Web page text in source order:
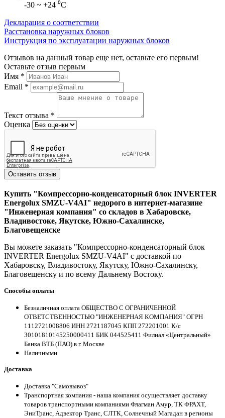
-30 ~ +24 ⁰С
Декларация о соответствии
Расстановка наружных блоков
Инструкция по эксплуатации наружных блоков
Отзывов на данный товар еще нет, оставьте его первым!
Оставьте отзыв первым
Имя *
Email *
Текст отзыва *
Оценка
Оставить отзыв
Купить "Компрессорно-конденсаторный блок INVERTER
Energolux SMZU-V4AI" недорого в интернет-магазине
"Инженерная компания" со складов в Хабаровске,
Владивостоке, Якутске, Южно-Сахалинске,
Благовещенске
Вы можете заказать "Компрессорно-конденсаторный блок
INVERTER Energolux SMZU-V4AI" с доставкой по
Хабаровску, Владивостоку, Якутску, Южно-Сахалинску,
Благовещенску и по всему Дальнему Востоку.
Способы оплаты
Безналичная оплата ОБЩЕСТВО С ОГРАНИЧЕННОЙ
ОТВЕТСТВЕННОСТЬЮ "ИНЖЕНЕРНАЯ КОМПАНИЯ" ОГРН
1112721008806 ИНН 2721187045 КПП 272201001 К/с
30101810145250000411 БИК 044525411 Филиал «Центральный»
Банка ВТБ (ПАО) в г. Москве
Наличными
Доставка
Доставка "Самовывоз"
Транспортная компания - наша компания осуществляет доставку
товаров транспортными компаниями Флагман Амур, ТК ФРАХТ,
ЭниТранс, Адвектор Транс, СЛТК, Солнечный Магадан в регионы